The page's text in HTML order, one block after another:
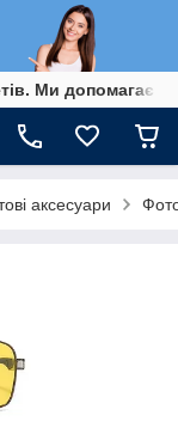
Ми
аксесуари